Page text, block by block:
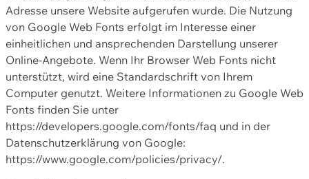
Adresse unsere Website aufgerufen wurde. Die Nutzung
von Google Web Fonts erfolgt im Interesse einer
einheitlichen und ansprechenden Darstellung unserer
Online-Angebote. Wenn Ihr Browser Web Fonts nicht
unterstützt, wird eine Standardschrift von Ihrem
Computer genutzt. Weitere Informationen zu Google Web
Fonts finden Sie unter
https://developers.google.com/fonts/faq und in der
Datenschutzerklärung von Google:
https://www.google.com/policies/privacy/.